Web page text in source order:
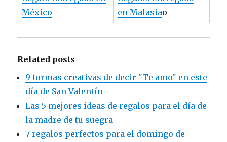
México
en Malasiao
Related posts
9 formas creativas de decir "Te amo" en este
día de San Valentín
Las 5 mejores ideas de regalos para el día de
la madre de tu suegra
7 regalos perfectos para el domingo de